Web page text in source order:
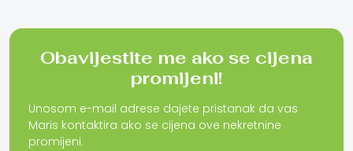
Obavijestite me ako se cijena
promijeni!
Unosom e-mail adrese dajete pristanak da vas
Maris kontaktira ako se cijena ove nekretnine
promijeni.